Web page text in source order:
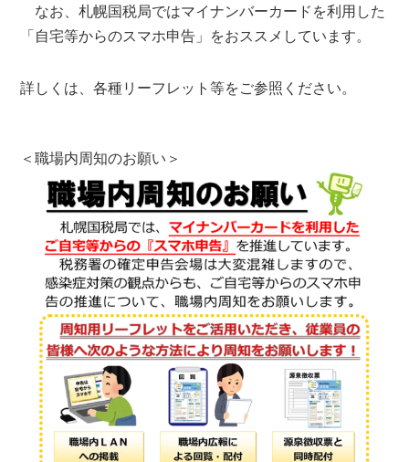
なお、札幌国税局ではマイナンバーカードを利用した
「自宅等からのスマホ申告」をおススメしています。
詳しくは、各種リーフレット等をご参照ください。
＜職場内周知のお願い＞